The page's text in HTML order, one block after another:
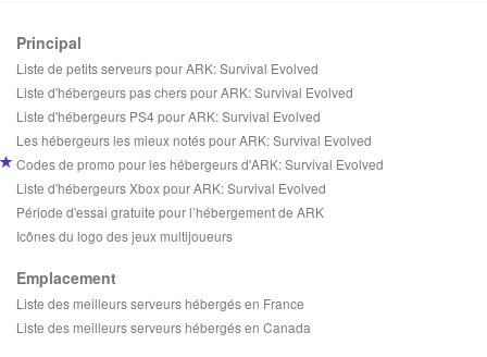
Principal
Liste de petits serveurs pour ARK: Survival Evolved
Liste d'hébergeurs pas chers pour ARK: Survival Evolved
Liste d'hébergeurs PS4 pour ARK: Survival Evolved
Les hébergeurs les mieux notés pour ARK: Survival Evolved
Codes de promo pour les hébergeurs d'ARK: Survival Evolved
Liste d'hébergeurs Xbox pour ARK: Survival Evolved
Période d'essai gratuite pour l’hébergement de ARK
Icônes du logo des jeux multijoueurs
Emplacement
Liste des meilleurs serveurs hébergés en France
Liste des meilleurs serveurs hébergés en Canada